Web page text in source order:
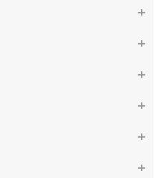
反応がない
復旧できない
ない問題
遅い
音がする
ンが動かない
データを復旧
ムを削除したい